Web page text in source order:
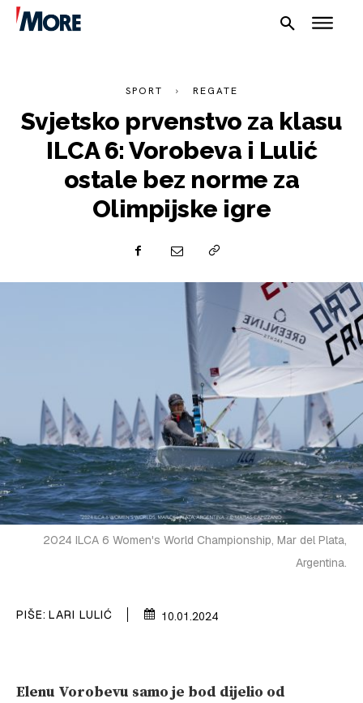
NAUTIKA
PRETPLATA
SHOP
SPORT REGATE
Svjetsko prvenstvo za klasu
ILCA 6: Vorobeva i Lulić
ostale bez norme za
Olimpijske igre
2024 ILCA 6 Women's World Championship, Mar del Plata,
Argentina.
PIŠE: LARI LULIĆ 10.01.2024
Elenu Vorobevu samo je bod dijelio od